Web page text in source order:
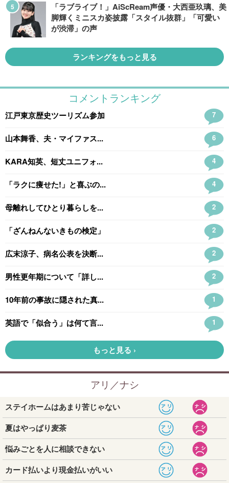
「ラブライブ！」AiScReam声優・大西亜玖璃、美
脚輝くミニスカ姿披露「スタイル抜群」「可愛い
が渋滞」の声
ランキングをもっと見る